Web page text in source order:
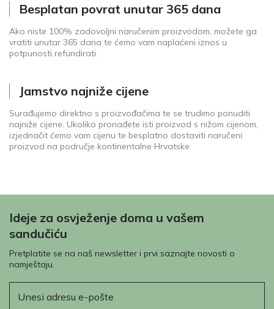
Besplatan povrat unutar 365 dana
Ako niste 100% zadovoljni naručenim proizvodom, možete ga
vratiti unutar 365 dana te ćemo vam naplaćeni iznos u
potpunosti refundirati.
Jamstvo najniže cijene
Surađujemo direktno s proizvođačima te se trudimo ponuditi
najniže cijene. Ukoliko pronađete isti proizvod s nižom cijenom,
izjednačit ćemo vam cijenu te besplatno dostaviti naručeni
proizvod na područje kontinentalne Hrvatske.
Ideje za osvježenje doma u vašem
sandučiću
Pretplatite se na naš newsletter i prvi saznajte novosti o
namještaju.